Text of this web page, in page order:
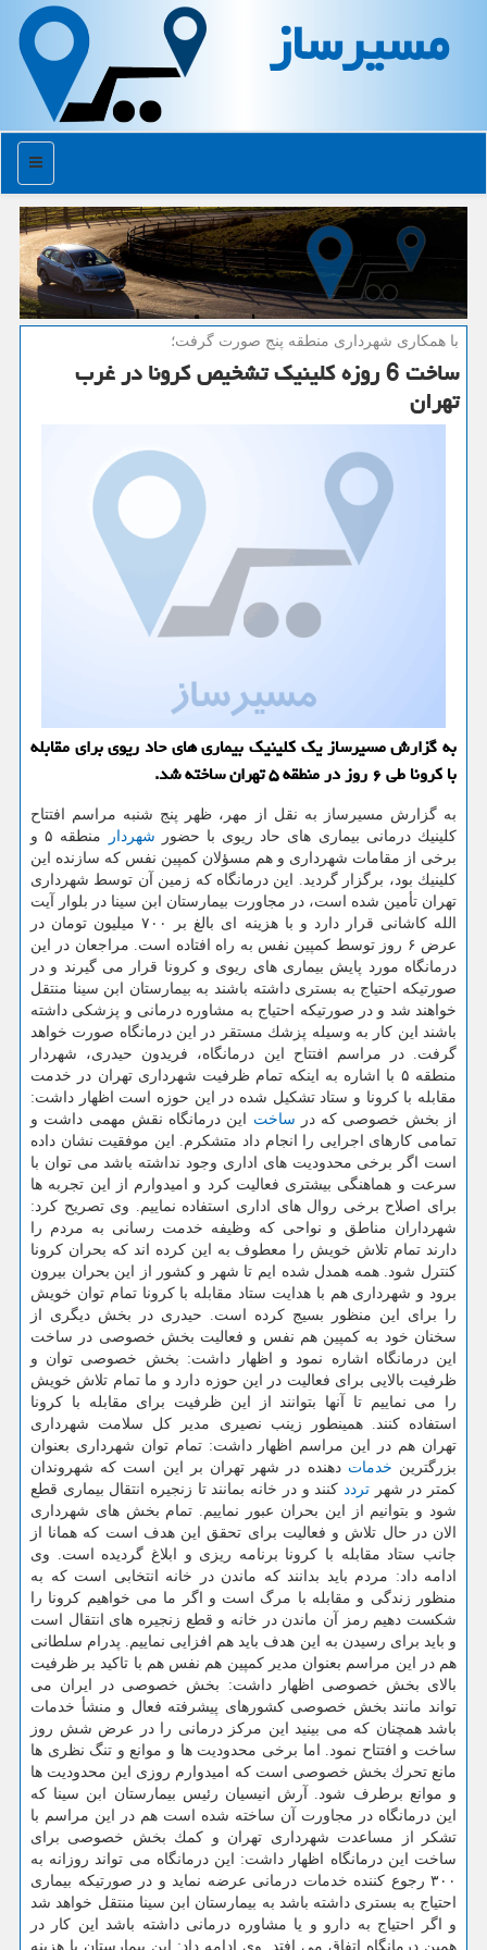
مسیرساز
منو
با همكاری شهرداری منطقه پنج صورت گرفت؛
ساخت 6 روزه كلینیك تشخیص كرونا در غرب
تهران
به گزارش مسیرساز یك كلینیك بیماری های حاد ریوی برای مقابله
با كرونا طی ۶ روز در منطقه ۵ تهران ساخته شد.
به گزارش مسیرساز به نقل از مهر، ظهر پنج شنبه مراسم افتتاح
كلینیك درمانی بیماری های حاد ریوی با حضور شهردار
منطقه ۵ و
برخی از مقامات شهرداری و هم مسؤلان كمپین نفس كه سازنده این
كلینیك بود، برگزار گردید. این درمانگاه كه زمین آن توسط شهرداری
تهران تأمین شده است، در مجاورت بیمارستان ابن سینا در بلوار آیت
الله كاشانی قرار دارد و با هزینه ای بالغ بر ۷۰۰ میلیون تومان در
عرض ۶ روز توسط كمپین نفس به راه افتاده است. مراجعان در این
درمانگاه مورد پایش بیماری های ریوی و كرونا قرار می گیرند و در
صورتیكه احتیاج به بستری داشته باشند به بیمارستان ابن سینا منتقل
خواهند شد و در صورتیكه احتیاج به مشاوره درمانی و پزشكی داشته
باشند این كار به وسیله پزشك مستقر در این درمانگاه صورت خواهد
گرفت. در مراسم افتتاح این درمانگاه، فریدون حیدری، شهردار
منطقه ۵ با اشاره به اینكه تمام ظرفیت شهرداری تهران در خدمت
مقابله با كرونا و ستاد تشكیل شده در این حوزه است اظهار داشت:
از بخش خصوصی كه در ساخت این درمانگاه نقش مهمی داشت و
تمامی كارهای اجرایی را انجام داد متشكرم. این موفقیت نشان داده
است اگر برخی محدودیت های اداری وجود نداشته باشد می توان با
سرعت و هماهنگی بیشتری فعالیت كرد و امیدوارم از این تجربه ها
برای اصلاح برخی روال های اداری استفاده نماییم. وی تصریح كرد:
شهرداران مناطق و نواحی كه وظیفه خدمت رسانی به مردم را
دارند تمام تلاش خویش را معطوف به این كرده اند كه بحران كرونا
كنترل شود. همه همدل شده ایم تا شهر و كشور از این بحران بیرون
برود و شهرداری هم با هدایت ستاد مقابله با كرونا تمام توان خویش
را برای این منظور بسیج كرده است. حیدری در بخش دیگری از
سخنان خود به كمپین هم نفس و فعالیت بخش خصوصی در ساخت
این درمانگاه اشاره نمود و اظهار داشت: بخش خصوصی توان و
ظرفیت بالایی برای فعالیت در این حوزه دارد و ما تمام تلاش خویش
را می نماییم تا آنها بتوانند از این ظرفیت برای مقابله با كرونا
استفاده كنند. همینطور زینب نصیری مدیر كل سلامت شهرداری
تهران هم در این مراسم اظهار داشت: تمام توان شهرداری بعنوان
بزرگترین خدمات دهنده در شهر تهران بر این است كه شهروندان
كمتر در شهرتردد كنند و در خانه بمانند تا زنجیره انتقال بیماری قطع
شود و بتوانیم از این بحران عبور نماییم. تمام بخش های شهرداری
الان در حال تلاش و فعالیت برای تحقق این هدف است كه همانا از
جانب ستاد مقابله با كرونا برنامه ریزی و ابلاغ گردیده است. وی
ادامه داد: مردم باید بدانند كه ماندن در خانه انتخابی است كه به
منظور زندگی و مقابله با مرگ است و اگر ما می خواهیم كرونا را
شكست دهیم رمز آن ماندن در خانه و قطع زنجیره های انتقال است
و باید برای رسیدن به این هدف باید هم افزایی نماییم. پدرام سلطانی
هم در این مراسم بعنوان مدیر كمپین هم نفس هم با تاكید بر ظرفیت
بالای بخش خصوصی اظهار داشت: بخش خصوصی در ایران می
تواند مانند بخش خصوصی كشورهای پیشرفته فعال و منشأ خدمات
باشد همچنان كه می بینید این مركز درمانی را در عرض شش روز
ساخت و افتتاح نمود. اما برخی محدودیت ها و موانع و تنگ نظری ها
مانع تحرك بخش خصوصی است كه امیدوارم روزی این محدودیت ها
و موانع برطرف شود. آرش انیسیان رئیس بیمارستان ابن سینا كه
این درمانگاه در مجاورت آن ساخته شده است هم در این مراسم با
تشكر از مساعدت شهرداری تهران و كمك بخش خصوصی برای
ساخت این درمانگاه اظهار داشت: این درمانگاه می تواند روزانه به
۳۰۰ رجوع كننده خدمات درمانی عرضه نماید و در صورتیكه بیماری
احتیاج به بستری داشته باشد به بیمارستان ابن سینا منتقل خواهد شد
و اگر احتیاج به دارو و یا مشاوره درمانی داشته باشد این كار در
همین درمانگاه اتفاق می افتد. وی ادامه داد: این بیمارستان با هزینه